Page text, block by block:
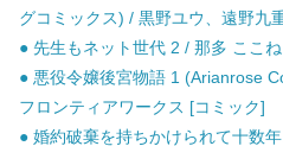
グコミックス) / 黒野ユウ、遠野九
● 先生もネット世代 2 / 那多 ここ
● 悪役令嬢後宮物語 1 (Arianrose
フロンティアワークス [コミック]
● 婚約破棄を持ちかけられて十数